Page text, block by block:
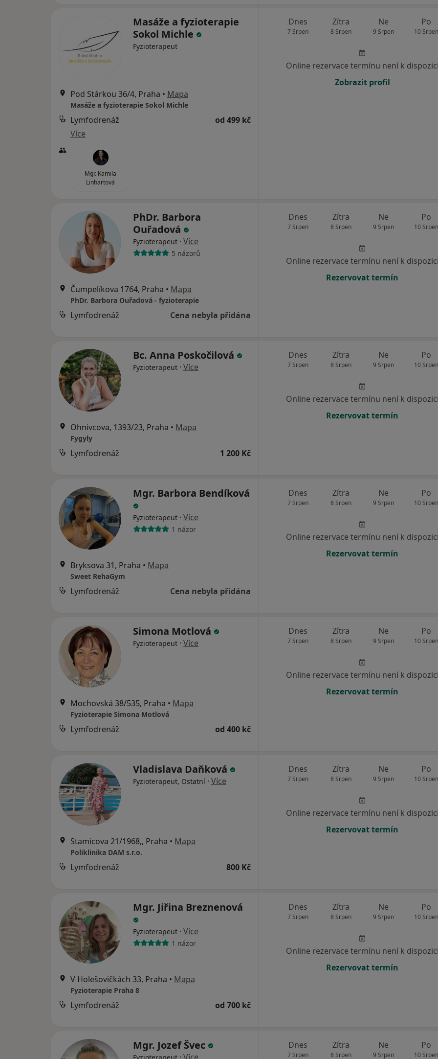
Masáže a fyzioterapie
Sokol Michle
Fyzioterapeut
Pod Stárkou 36/4, Praha • Mapa
Masáže a fyzioterapie Sokol Michle
Lymfodrenáž
od 499 kč
Více
Mgr. Kamila
Linhartová
Dnes
7 Srpen
Zítra
8 Srpen
Ne
9 Srpen
Po
10 Srpen
Online rezervace termínu není k dispozici
Zobrazit profil
PhDr. Barbora
Ouřadová
Fyzioterapeut · Více
5 názorů
Čumpelíkova 1764, Praha • Mapa
PhDr. Barbora Ouřadová - fyzioterapie
Lymfodrenáž Cena nebyla přidána
Dnes
7 Srpen
Zítra
8 Srpen
Ne
9 Srpen
Po
10 Srpen
Online rezervace termínu není k dispozici
Rezervovat termín
Bc. Anna Poskočilová
Fyzioterapeut · Více
Ohnivcova, 1393/23, Praha • Mapa
Fygyly
Lymfodrenáž 1 200 Kč
Dnes
7 Srpen
Zítra
8 Srpen
Ne
9 Srpen
Po
10 Srpen
Online rezervace termínu není k dispozici
Rezervovat termín
Mgr. Barbora Bendíková
Fyzioterapeut · Více
1 názor
Bryksova 31, Praha • Mapa
Sweet RehaGym
Lymfodrenáž Cena nebyla přidána
Dnes
7 Srpen
Zítra
8 Srpen
Ne
9 Srpen
Po
10 Srpen
Online rezervace termínu není k dispozici
Rezervovat termín
Simona Motlová
Fyzioterapeut · Více
Mochovská 38/535, Praha • Mapa
Fyzioterapie Simona Motlová
Lymfodrenáž od 400 kč
Dnes
7 Srpen
Zítra
8 Srpen
Ne
9 Srpen
Po
10 Srpen
Online rezervace termínu není k dispozici
Rezervovat termín
Vladislava Daňková
Fyzioterapeut, Ostatní · Více
Stamicova 21/1968,, Praha • Mapa
Poliklinika DAM s.r.o.
Lymfodrenáž 800 Kč
Dnes
7 Srpen
Zítra
8 Srpen
Ne
9 Srpen
Po
10 Srpen
Online rezervace termínu není k dispozici
Rezervovat termín
Mgr. Jiřina Breznenová
Fyzioterapeut · Více
1 názor
V Holešovičkách 33, Praha • Mapa
Fyzioterapie Praha 8
Lymfodrenáž od 700 kč
Dnes
7 Srpen
Zítra
8 Srpen
Ne
9 Srpen
Po
10 Srpen
Online rezervace termínu není k dispozici
Rezervovat termín
Mgr. Jozef Švec Dnes
7 Srpen
Zítra
8 Srpen
Ne
9 Srpen
Po
10 Srpen